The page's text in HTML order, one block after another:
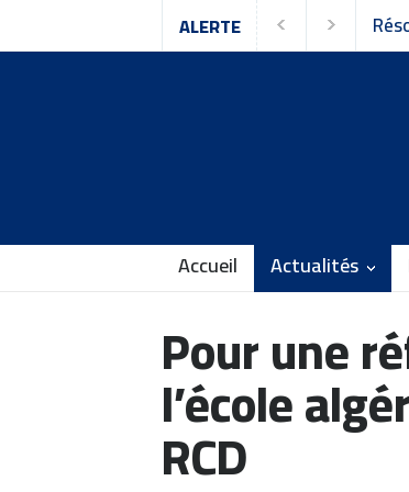
ALERTE
Accueil Actualités
Pour une
l’école
RCD